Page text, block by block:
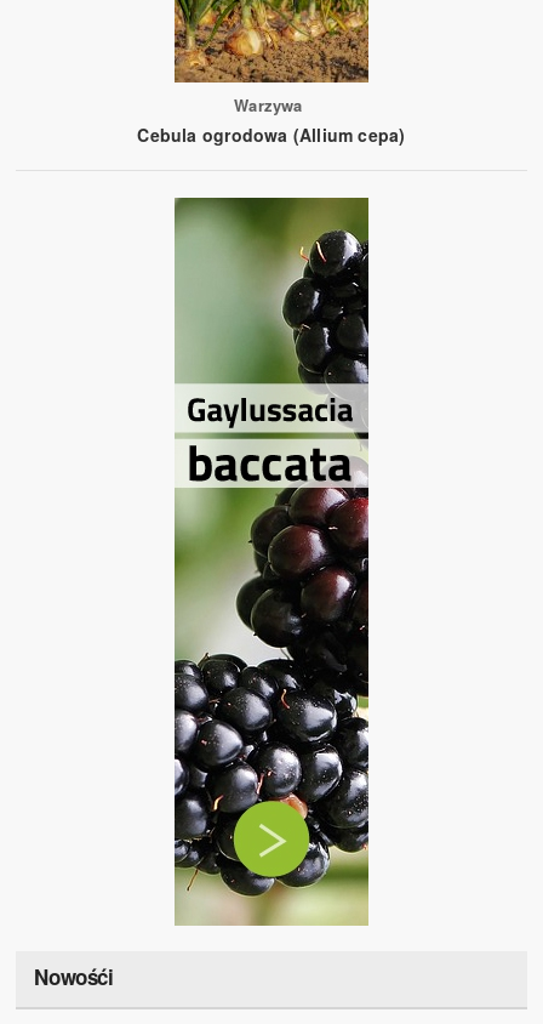
Warzywa
Cebula ogrodowa (Allium cepa)
Nowośći